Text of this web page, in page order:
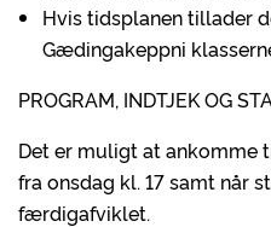
Hvis tidsplanen tillader
Gædingakeppni
PROGRAM, INDTJEK OG
Det er muligt at ankomme
fra onsdag kl. 17 samt når
færdigafviklet.